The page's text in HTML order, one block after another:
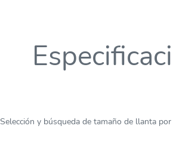
Selección y búsqueda de tamaño de llanta